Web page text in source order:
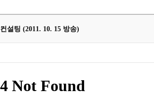
설팅 (2011. 10. 15 방송)